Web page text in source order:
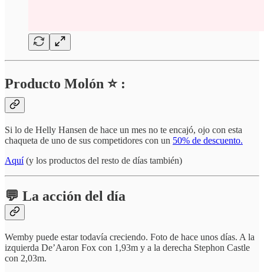
Producto Molón ⭐ :
Si lo de Helly Hansen de hace un mes no te encajó, ojo con esta
chaqueta de uno de sus competidores con un 50% de descuento.
Aquí(y los productos del resto de días también)
💬 La acción del día
Wemby puede estar todavía creciendo. Foto de hace unos días. A la
izquierda De’Aaron Fox con 1,93m y a la derecha Stephon Castle
con 2,03m.